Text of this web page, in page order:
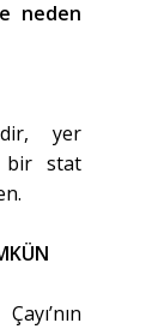
neden
yer
bir stat